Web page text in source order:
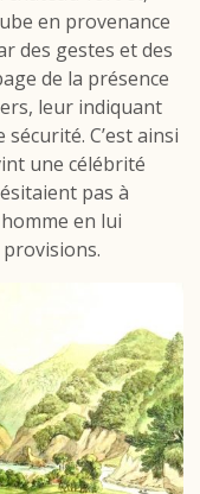
en provenance
des gestes et des
de la présence
leur indiquant
C’est ainsi
une célébrité
pas à
en lui